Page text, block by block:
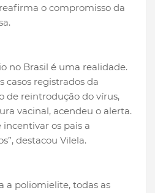
o compromisso da
no Brasil é uma realidade.
casos registrados da
de reintrodução do vírus,
vacinal, acendeu o alerta.
incentivar os pais a
destacou Vilela.
a poliomielite, todas as